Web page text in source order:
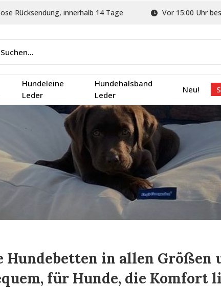
Hundeleine
Leder
Hundehalsband
Leder
Neu!
Rücksendung, innerhalb 14 Tage Vor 15:00 Uhr
in allen Größen
für Hunde, die Komfort